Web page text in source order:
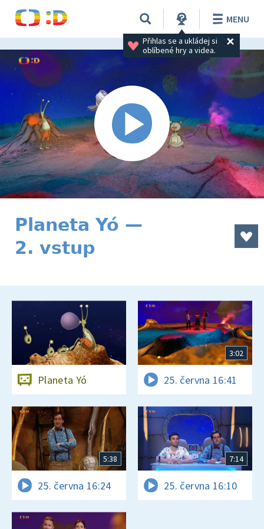
Přihlas se a ukládej si
oblíbené hry a videa.
MENU
Planeta Yó —
2. vstup
Planeta Yó
3:02
25. června 16:41
5:38
25. června 16:24
7:14
25. června 16:10